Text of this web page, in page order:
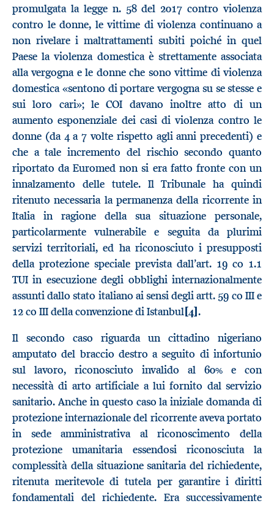
promulgata la legge n. 58 del 2017 contro violenza
contro le donne, le vittime di violenza continuano a
non rivelare i maltrattamenti subiti poiché in quel
Paese la violenza domestica è strettamente associata
alla vergogna e le donne che sono vittime di violenza
domestica «sentono di portare vergogna su se stesse e
sui loro cari»; le COI davano inoltre atto di un
aumento esponenziale dei casi di violenza contro le
donne (da 4 a 7 volte rispetto agli anni precedenti) e
che a tale incremento del rischio secondo quanto
riportato da Euromed non si era fatto fronte con un
innalzamento delle tutele. Il Tribunale ha quindi
ritenuto necessaria la permanenza della ricorrente in
Italia in ragione della sua situazione personale,
particolarmente vulnerabile e seguita da plurimi
servizi territoriali, ed ha riconosciuto i presupposti
della protezione speciale prevista dall’art. 19 co 1.1
TUI in esecuzione degli obblighi internazionalmente
assunti dallo stato italiano ai sensi degli artt. 59 co III e
12 co III della convenzione di Istanbul[4].
Il secondo caso riguarda un cittadino nigeriano
amputato del braccio destro a seguito di infortunio
sul lavoro, riconosciuto invalido al 60% e con
necessità di arto artificiale a lui fornito dal servizio
sanitario. Anche in questo caso la iniziale domanda di
protezione internazionale del ricorrente aveva portato
in sede amministrativa al riconoscimento della
protezione umanitaria essendosi riconosciuta la
complessità della situazione sanitaria del richiedente,
ritenuta meritevole di tutela per garantire i diritti
fondamentali del richiedente. Era successivamente